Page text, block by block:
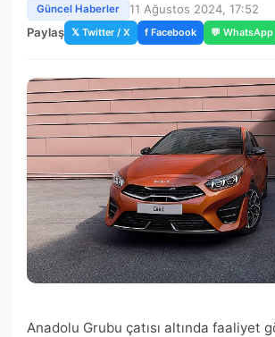
Güncel Haberler
11 Ağustos 2024, 17:52
Paylaş 𝕏 Twitter / X f Facebook 💬 WhatsApp
Anadolu Grubu çatısı altında faaliyet